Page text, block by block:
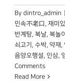
By dintro_admin
민속不老口 , 재미
반계탕, 복날, 복놀이
쇠고기 , 수박, 약재 ,
음양오행설, 인삼,
Comments
Read More